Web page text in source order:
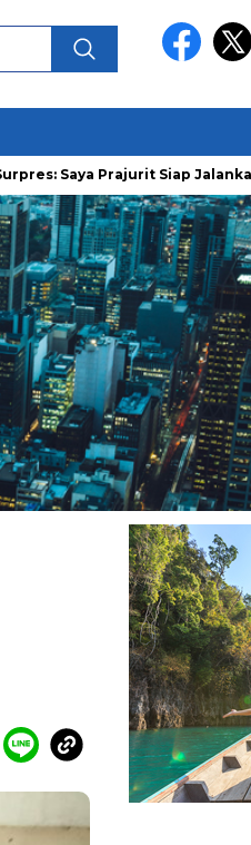
Prajurit Siap Jalankan Perintah!